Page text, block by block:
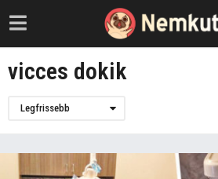
vicces dokik
Legfrissebb